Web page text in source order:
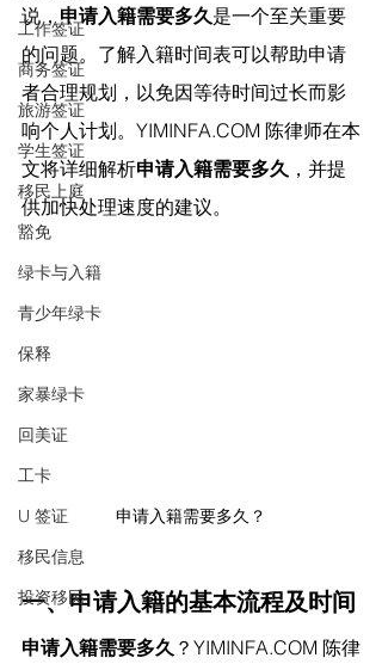
工作签证
商务签证
旅游签证
学生签证
移民上庭
豁免
绿卡与入籍
青少年绿卡
保释
家暴绿卡
回美证
工卡
U 签证
移民信息
投资移民
说， 申请入籍需要多久是一个至关重要
的问题。了解入籍时间表可以帮助申请
者合理规划，以免因等待时间过长而影
响个人计划。 YIMINFA.COM 陈律师在本
文将详细解析申请入籍需要多久 ，并提
供加快处理速度的建议。
申请入籍需要多久？
一、申请入籍的基本流程及时间
申请入籍需要多久 ？ YIMINFA.COM 陈律